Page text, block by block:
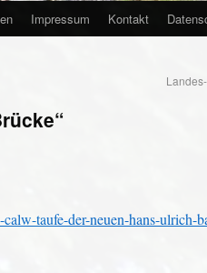
Impressum Kontakt
taufe-der-neuen-hans-ulrich-